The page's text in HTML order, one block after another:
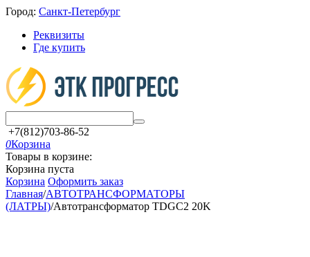
Город: Санкт-Петербург
Реквизиты
Где купить
+7(812)703-86-52
0Корзина
Товары в корзине:
Корзина пуста
Корзина Оформить заказ
Главная/АВТОТРАНСФОРМАТОРЫ
(ЛАТРЫ)/Автотрансформатор TDGC2 20K